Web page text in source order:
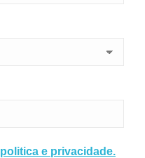
e privacidade.